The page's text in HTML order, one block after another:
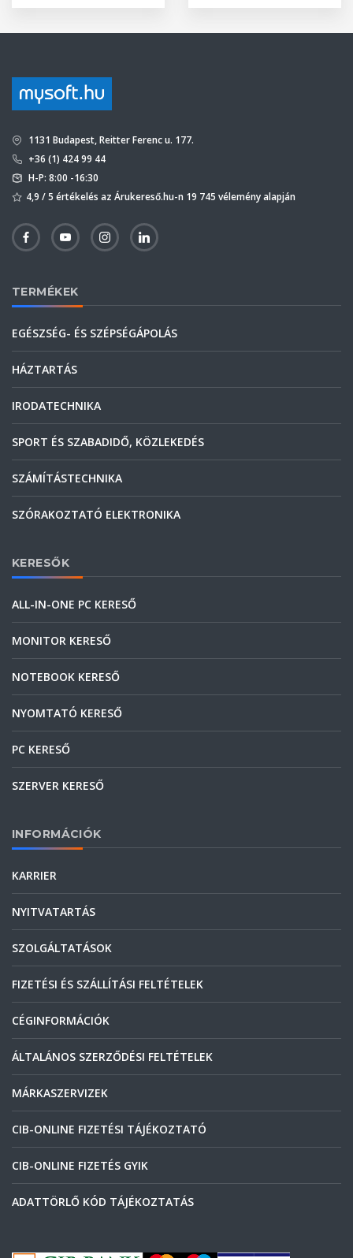
1131 Budapest, Reitter Ferenc u. 177.
+36 (1) 424 99 44
H-P: 8:00 -16:30
4,9 / 5 értékelés az Árukereső.hu-n 19 745 vélemény alapján
TERMÉKEK
EGÉSZSÉG- ÉS SZÉPSÉGÁPOLÁS
HÁZTARTÁS
IRODATECHNIKA
SPORT ÉS SZABADIDŐ, KÖZLEKEDÉS
SZÁMÍTÁSTECHNIKA
SZÓRAKOZTATÓ ELEKTRONIKA
KERESŐK
ALL-IN-ONE PC KERESŐ
MONITOR KERESŐ
NOTEBOOK KERESŐ
NYOMTATÓ KERESŐ
PC KERESŐ
SZERVER KERESŐ
INFORMÁCIÓK
KARRIER
NYITVATARTÁS
SZOLGÁLTATÁSOK
FIZETÉSI ÉS SZÁLLÍTÁSI FELTÉTELEK
CÉGINFORMÁCIÓK
ÁLTALÁNOS SZERZŐDÉSI FELTÉTELEK
MÁRKASZERVIZEK
CIB-ONLINE FIZETÉSI TÁJÉKOZTATÓ
CIB-ONLINE FIZETÉS GYIK
ADATTÖRLŐ KÓD TÁJÉKOZTATÁS